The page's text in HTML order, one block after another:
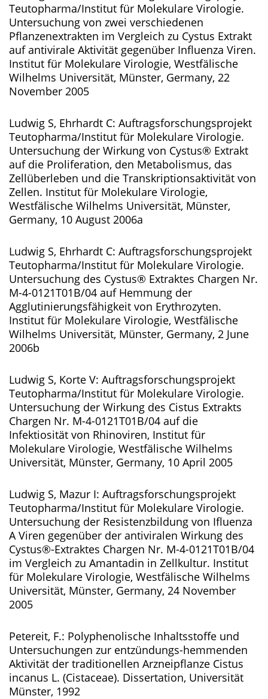
Teutopharma/Institut für Molekulare Virologie.
Untersuchung von zwei verschiedenen
Pflanzenextrakten im Vergleich zu Cystus Extrakt
auf antivirale Aktivität gegenüber Influenza Viren.
Institut für Molekulare Virologie, Westfälische
Wilhelms Universität, Münster, Germany, 22
November 2005
Ludwig S, Ehrhardt C: Auftragsforschungsprojekt
Teutopharma/Institut für Molekulare Virologie.
Untersuchung der Wirkung von Cystus® Extrakt
auf die Proliferation, den Metabolismus, das
Zellüberleben und die Transkriptionsaktivität von
Zellen. Institut für Molekulare Virologie,
Westfälische Wilhelms Universität, Münster,
Germany, 10 August 2006a
Ludwig S, Ehrhardt C: Auftragsforschungsprojekt
Teutopharma/Institut für Molekulare Virologie.
Untersuchung des Cystus® Extraktes Chargen Nr.
M-4-0121T01B/04 auf Hemmung der
Agglutinierungsfähigkeit von Erythrozyten.
Institut für Molekulare Virologie, Westfälische
Wilhelms Universität, Münster, Germany, 2 June
2006b
Ludwig S, Korte V: Auftragsforschungsprojekt
Teutopharma/Institut für Molekulare Virologie.
Untersuchung der Wirkung des Cistus Extrakts
Chargen Nr. M-4-0121T01B/04 auf die
Infektiosität von Rhinoviren, Institut für
Molekulare Virologie, Westfälische Wilhelms
Universität, Münster, Germany, 10 April 2005
Ludwig S, Mazur I: Auftragsforschungsprojekt
Teutopharma/Institut für Molekulare Virologie.
Untersuchung der Resistenzbildung von Ifluenza
A Viren gegenüber der antiviralen Wirkung des
Cystus®-Extraktes Chargen Nr. M-4-0121T01B/04
im Vergleich zu Amantadin in Zellkultur. Institut
für Molekulare Virologie, Westfälische Wilhelms
Universität, Münster, Germany, 24 November
2005
Petereit, F.: Polyphenolische Inhaltsstoffe und
Untersuchungen zur entzündungs-hemmenden
Aktivität der traditionellen Arzneipflanze Cistus
incanus L. (Cistaceae). Dissertation, Universität
Münster, 1992